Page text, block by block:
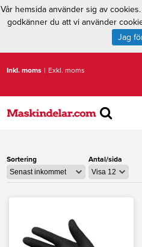
Inkl. moms | Exkl. moms
Sortering Antal/sida
Vår hemsida använder sig av
godkänner du att vi använder
Jag